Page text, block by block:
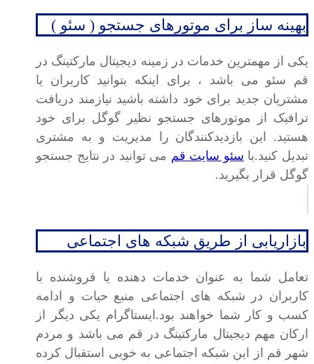
بهینه ساز برای موتورهای جستجو ( سئو )
یکی از مهمترین خدمات در زمینه دیجیتال مارکتینگ در
قم سئو می باشد ، برای اینکه بتوانید کاربران یا
مشتریان جدید برای خود داشته باشید نیازمند دریافت
ترافیک از موتورهای جستجو نظیر گوگل برای خود
هستید. این بازدیدکنندگان را مدیریت و به مشتری
تبدیل کنید.با سئو سایت قم می توانید در نتایج جستجو
گوگل قرار بگیرید.
بازاریابی از طریق شبکه های اجتماعی
تعامل شما به عنوان خدمات دهنده یا فروشنده با
کاربران در شبکه های اجتماعی منبع حیات و ادامه
کسب و کار شما خواهند بود.ایستاگرام یکی دیگر از
ارکان مهم دیجیتال مارکتینگ در قم می باشد و مردم
شهر قم از این شبکه اجتماعی به خوبی استقبال کرده